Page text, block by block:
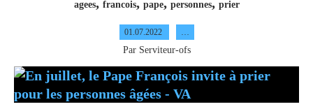
agees francois pape personnes prier
01.07.2022 …
Par Serviteur-ofs